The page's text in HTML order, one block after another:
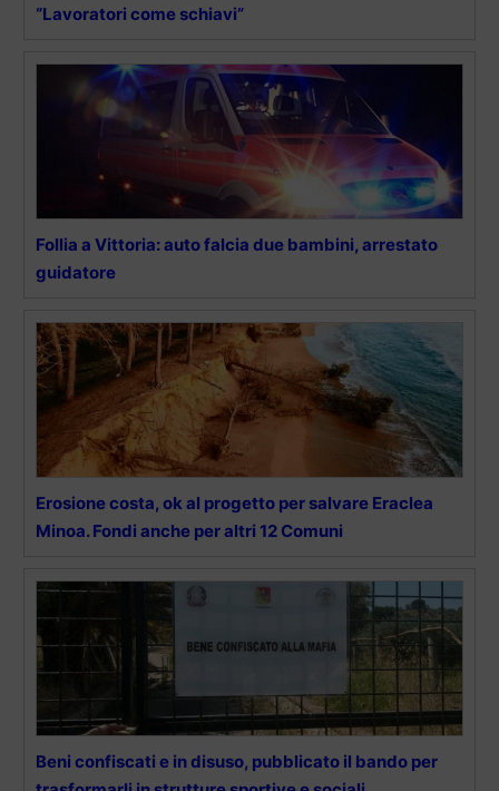
“Lavoratori come schiavi”
Follia a Vittoria: auto falcia due bambini, arrestato
guidatore
Erosione costa, ok al progetto per salvare Eraclea
Minoa. Fondi anche per altri 12 Comuni
Beni confiscati e in disuso, pubblicato il bando per